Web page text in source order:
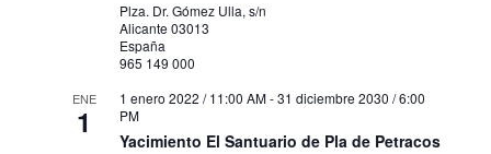
Plza. Dr. Gómez Ulla, s/n
Alicante 03013
España
965 149 000
ENE
1
1 enero 2022 / 11:00 AM-31 diciembre 2030 / 6:00
PM
Yacimiento El Santuario de Pla de Petracos